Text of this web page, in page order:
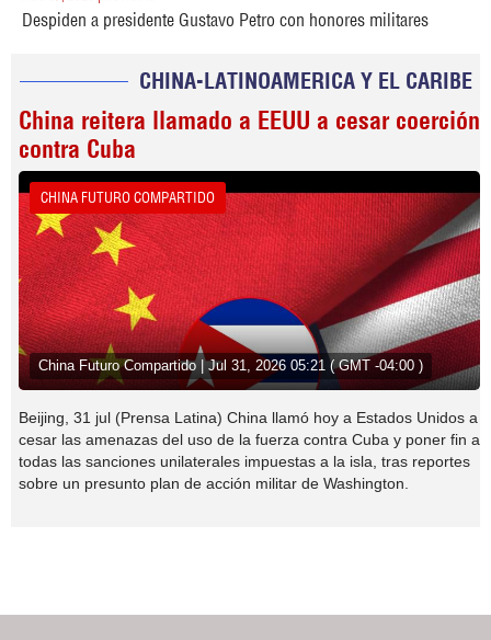
Despiden a presidente Gustavo Petro con honores militares
CHINA-LATINOAMERICA Y EL CARIBE
China reitera llamado a EEUU a cesar coerción
contra Cuba
CHINA FUTURO COMPARTIDO
China Futuro Compartido | Jul 31, 2026 05:21 ( GMT -04:00 )
Beijing, 31 jul (Prensa Latina) China llamó hoy a Estados Unidos a
cesar las amenazas del uso de la fuerza contra Cuba y poner fin a
todas las sanciones unilaterales impuestas a la isla, tras reportes
sobre un presunto plan de acción militar de Washington.